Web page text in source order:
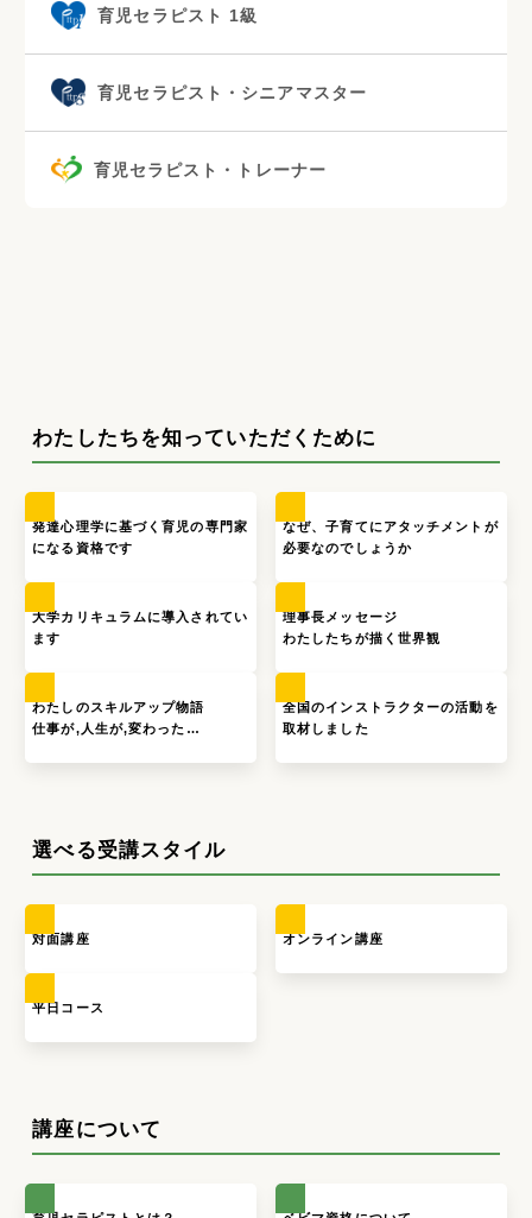
育児セラピスト 1級
育児セラピスト・シニアマスター
育児セラピスト・トレーナー
わたしたちを知っていただくために
発達心理学に基づく育児の専門家
になる資格です
なぜ、子育てにアタッチメントが
必要なのでしょうか
大学カリキュラムに導入されてい
ます
理事長メッセージ
わたしたちが描く世界観
わたしのスキルアップ物語
仕事が,人生が,変わった…
全国のインストラクターの活動を
取材しました
選べる受講スタイル
対面講座 オンライン講座
平日コース
講座について